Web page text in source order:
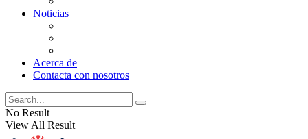
Noticias
Acerca de
Contacta con nosotros
No Result
View All Result